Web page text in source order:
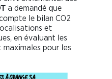
a demandé que
le bilan CO2
et
en évaluant les
maximales pour les